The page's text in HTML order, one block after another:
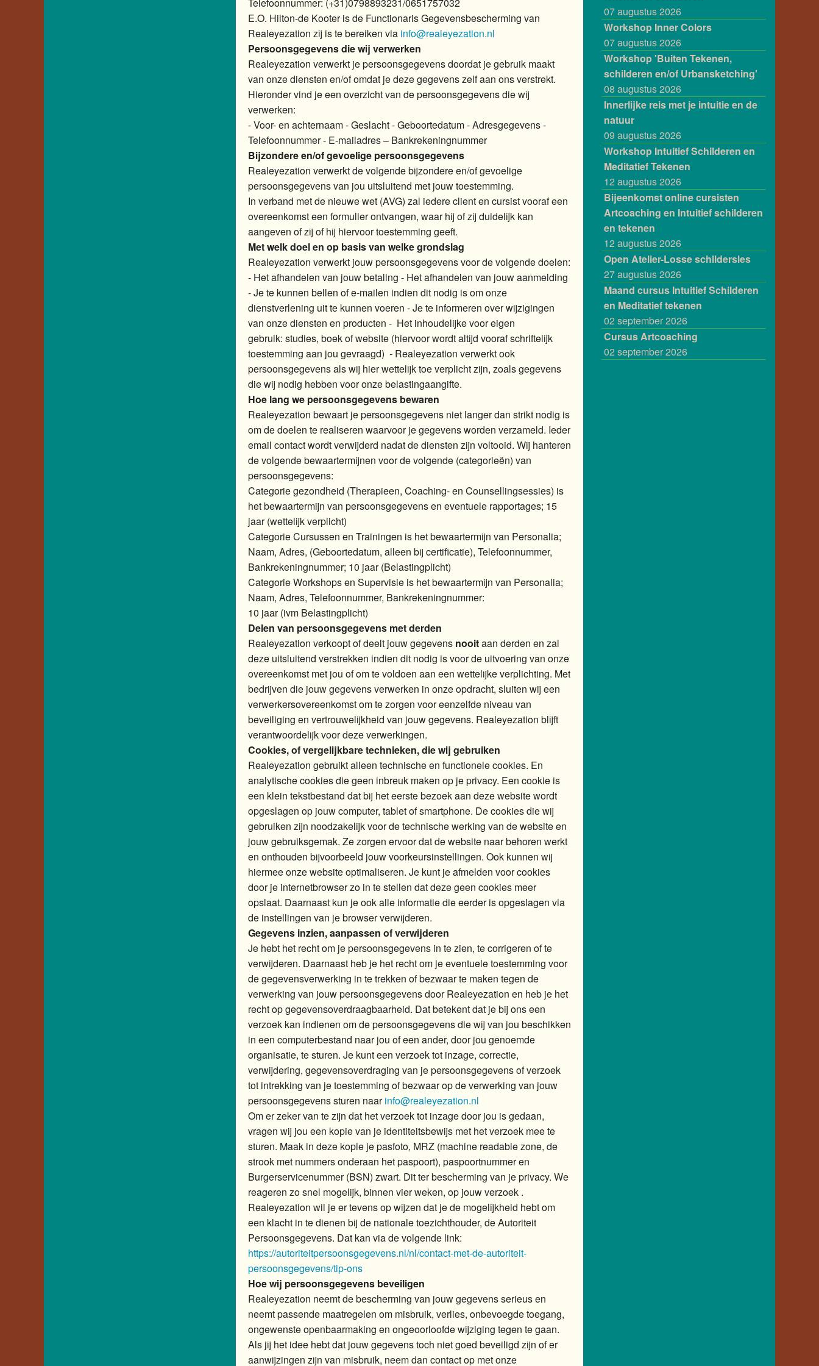
E.O. Hilton-de Kooter is de Functionaris Gegevensbescherming van
Realeyezation zij is te bereiken via info@realeyezation.nl
Persoonsgegevens die wij verwerken
Realeyezation verwerkt je persoonsgegevens doordat je gebruik maakt
van onze diensten en/of omdat je deze gegevens zelf aan ons verstrekt.
Hieronder vind je een overzicht van de persoonsgegevens die wij
verwerken:
- Voor- en achternaam - Geslacht - Geboortedatum - Adresgegevens -
Telefoonnummer - E-mailadres – Bankrekeningnummer
Bijzondere en/of gevoelige persoonsgegevens
Realeyezation verwerkt de volgende bijzondere en/of gevoelige
persoonsgegevens van jou uitsluitend met jouw toestemming.
In verband met de nieuwe wet (AVG) zal iedere client en cursist vooraf een
overeenkomst een formulier ontvangen, waar hij of zij duidelijk kan
aangeven of zij of hij hiervoor toestemming geeft.
Met welk doel en op basis van welke grondslag
Realeyezation verwerkt jouw persoonsgegevens voor de volgende doelen:
- Het afhandelen van jouw betaling - Het afhandelen van jouw aanmelding
- Je te kunnen bellen of e-mailen indien dit nodig is om onze
dienstverlening uit te kunnen voeren - Je te informeren over wijzigingen
van onze diensten en producten - Het inhoudelijke voor eigen
gebruik: studies, boek of website (hiervoor wordt altijd vooraf schriftelijk
toestemming aan jou gevraagd) - Realeyezation verwerkt ook
persoonsgegevens als wij hier wettelijk toe verplicht zijn, zoals gegevens
die wij nodig hebben voor onze belastingaangifte.
Hoe lang we persoonsgegevens bewaren
Realeyezation bewaart je persoonsgegevens niet langer dan strikt nodig is
om de doelen te realiseren waarvoor je gegevens worden verzameld. Ieder
email contact wordt verwijderd nadat de diensten zijn voltooid. Wij hanteren
de volgende bewaartermijnen voor de volgende (categorieën) van
persoonsgegevens:
Categorie gezondheid (Therapieen, Coaching- en Counsellingsessies) is
het bewaartermijn van persoonsgegevens en eventuele rapportages; 15
jaar (wettelijk verplicht)
Categorie Cursussen en Trainingen is het bewaartermijn van Personalia;
Naam, Adres, (Geboortedatum, alleen bij certificatie), Telefoonnummer,
Bankrekeningnummer; 10 jaar (Belastingplicht)
Categorie Workshops en Supervisie is het bewaartermijn van Personalia;
Naam, Adres, Telefoonnummer, Bankrekeningnummer:
10 jaar (ivm Belastingplicht)
Delen van persoonsgegevens met derden
Realeyezation verkoopt of deelt jouw gegevens nooitaan derden en zal
deze uitsluitend verstrekken indien dit nodig is voor de uitvoering van onze
overeenkomst met jou of om te voldoen aan een wettelijke verplichting. Met
bedrijven die jouw gegevens verwerken in onze opdracht, sluiten wij een
verwerkersovereenkomst om te zorgen voor eenzelfde niveau van
beveiliging en vertrouwelijkheid van jouw gegevens. Realeyezation blijft
verantwoordelijk voor deze verwerkingen.
Cookies, of vergelijkbare technieken, die wij gebruiken
Realeyezation gebruikt alleen technische en functionele cookies. En
analytische cookies die geen inbreuk maken op je privacy. Een cookie is
een klein tekstbestand dat bij het eerste bezoek aan deze website wordt
opgeslagen op jouw computer, tablet of smartphone. De cookies die wij
gebruiken zijn noodzakelijk voor de technische werking van de website en
jouw gebruiksgemak. Ze zorgen ervoor dat de website naar behoren werkt
en onthouden bijvoorbeeld jouw voorkeursinstellingen. Ook kunnen wij
hiermee onze website optimaliseren. Je kunt je afmelden voor cookies
door je internetbrowser zo in te stellen dat deze geen cookies meer
opslaat. Daarnaast kun je ook alle informatie die eerder is opgeslagen via
de instellingen van je browser verwijderen.
Gegevens inzien, aanpassen of verwijderen
Je hebt het recht om je persoonsgegevens in te zien, te corrigeren of te
verwijderen. Daarnaast heb je het recht om je eventuele toestemming voor
de gegevensverwerking in te trekken of bezwaar te maken tegen de
verwerking van jouw persoonsgegevens door Realeyezation en heb je het
recht op gegevensoverdraagbaarheid. Dat betekent dat je bij ons een
verzoek kan indienen om de persoonsgegevens die wij van jou beschikken
in een computerbestand naar jou of een ander, door jou genoemde
organisatie, te sturen. Je kunt een verzoek tot inzage, correctie,
verwijdering, gegevensoverdraging van je persoonsgegevens of verzoek
tot intrekking van je toestemming of bezwaar op de verwerking van jouw
persoonsgegevens sturen naarinfo@realeyezation.nl
Om er zeker van te zijn dat het verzoek tot inzage door jou is gedaan,
vragen wij jou een kopie van je identiteitsbewijs met het verzoek mee te
sturen. Maak in deze kopie je pasfoto, MRZ (machine readable zone, de
strook met nummers onderaan het paspoort), paspoortnummer en
Burgerservicenummer (BSN) zwart. Dit ter bescherming van je privacy. We
reageren zo snel mogelijk, binnen vier weken, op jouw verzoek .
Realeyezation wil je er tevens op wijzen dat je de mogelijkheid hebt om
een klacht in te dienen bij de nationale toezichthouder, de Autoriteit
Persoonsgegevens. Dat kan via de volgende link:
https://autoriteitpersoonsgegevens.nl/nl/contact-met-de-autoriteit-
persoonsgegevens/tip-ons
Hoe wij persoonsgegevens beveiligen
Realeyezation neemt de bescherming van jouw gegevens serieus en
neemt passende maatregelen om misbruik, verlies, onbevoegde toegang,
ongewenste openbaarmaking en ongeoorloofde wijziging tegen te gaan.
Als jij het idee hebt dat jouw gegevens toch niet goed beveiligd zijn of er
aanwijzingen zijn van misbruik, neem dan contact op met onze
07 augustus 2026
Workshop Inner Colors
07 augustus 2026
Workshop 'Buiten Tekenen,
schilderen en/of Urbansketching'
08 augustus 2026
Innerlijke reis met je intuitie en de
natuur
09 augustus 2026
Workshop Intuitief Schilderen en
Meditatief Tekenen
12 augustus 2026
Bijeenkomst online cursisten
Artcoaching en Intuitief schilderen
en tekenen
12 augustus 2026
Open Atelier-Losse schildersles
27 augustus 2026
Maand cursus Intuitief Schilderen
en Meditatief tekenen
02 september 2026
Cursus Artcoaching
02 september 2026